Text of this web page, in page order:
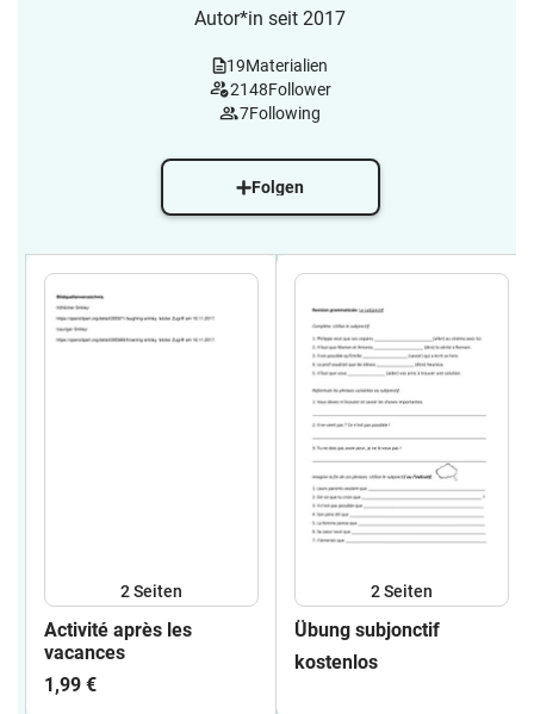
Autor*in seit 2017
19Materialien
2148Follower
7Following
Folgen
2Seiten
Activité après les
vacances
1,99 €
2Seiten
Übung subjonctif
kostenlos